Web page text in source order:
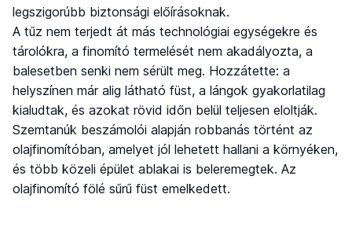
legszigorúbb biztonsági előírásoknak.
A tűz nem terjedt át más technológiai egységekre és
tárolókra, a finomító termelését nem akadályozta, a
balesetben senki nem sérült meg. Hozzátette: a
helyszínen már alig látható füst, a lángok gyakorlatilag
kialudtak, és azokat rövid időn belül teljesen eloltják.
Szemtanúk beszámolói alapján robbanás történt az
olajfinomítóban, amelyet jól lehetett hallani a környéken,
és több közeli épület ablakai is beleremegtek. Az
olajfinomító fölé sűrű füst emelkedett.